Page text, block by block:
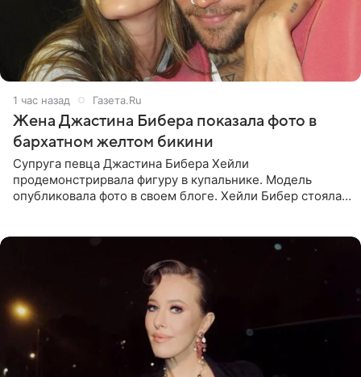
1 час назад Газета.Ru
Жена Джастина Бибера показала фото в
бархатном желтом бикини
Супруга певца Джастина Бибера Хейли
продемонстрирвала фигуру в купальнике. Модель
опубликовала фото в своем блоге. Хейли Бибер стояла